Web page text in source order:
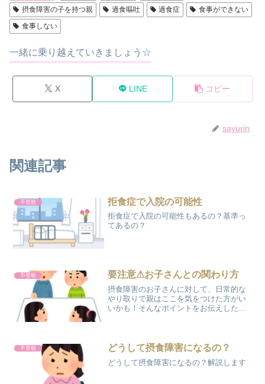
摂食障害の子を持つ親
過食嘔吐 過食症
食事ができない
食事しない
一緒に乗り越えていきましょう☆
X LINE コピー
sayurin
関連記事
不登校 拒食症で入院の可能性
拒食症で入院の可能性もあるの？基準っ
てあるの？
不登校 要注意⚠お子さんとの関わり方
摂食障害のお子さんに対して、日常的な
やり取りで親はここを気をつけた方がい
いかも！そんなポイントをお伝えしたい
ないと、こんな病気ならな...
不登校 どうして摂食障害になるの？
どうして摂食障害になるの？解説します